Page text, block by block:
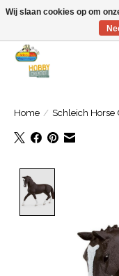
Welkom bij Cadeauhuis
Home / Schleich Horse
Wij slaan cookies op om